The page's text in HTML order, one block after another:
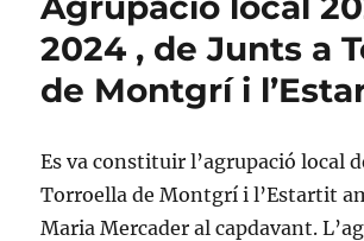
2024 , de Junts a
de Montgrí i
Es va constituir l’agrupació local
Torroella de Montgrí i l’Estartit
Maria Mercader al capdavant.